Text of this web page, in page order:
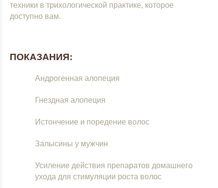
техники в трихологической практике, которое
доступно вам.
ПОКАЗАНИЯ:
Андрогенная алопеция
Гнездная алопеция
Истончение и поредение волос
Залысины у мужчин
Усиление действия препаратов домашнего
ухода для стимуляции роста волос